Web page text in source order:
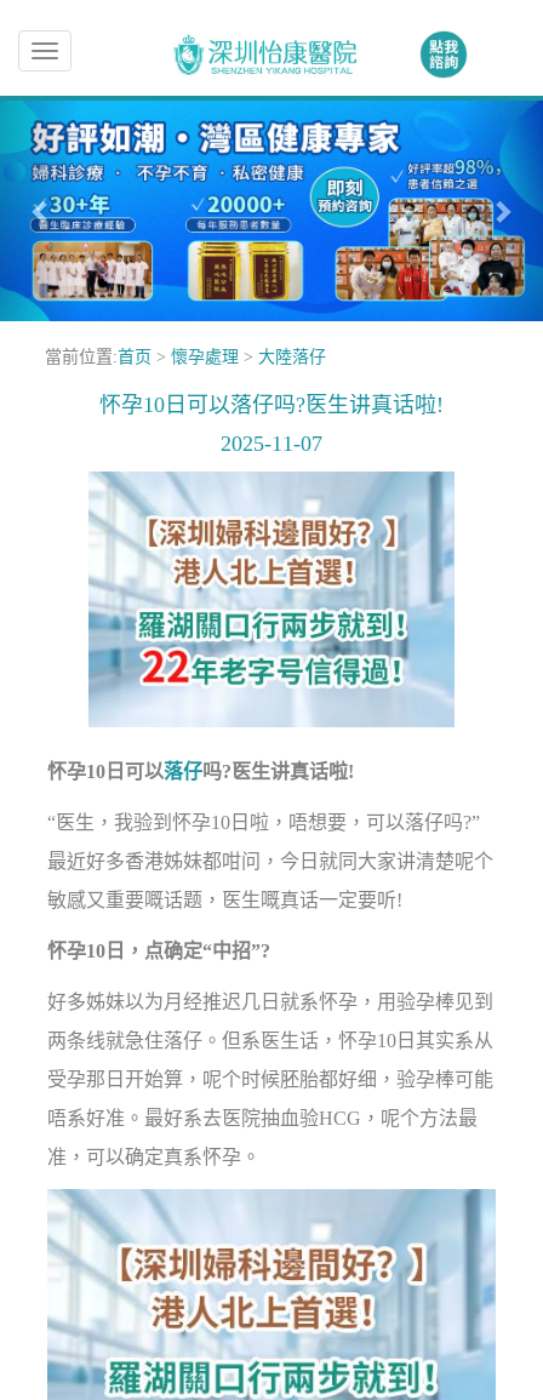
Toggle
navigation
當前位置:首页 > 懷孕處理 > 大陸落仔
怀孕10日可以落仔吗?医生讲真话啦!
2025-11-07
怀孕10日可以落仔吗?医生讲真话啦!
“医生，我验到怀孕10日啦，唔想要，可以落仔吗?”
最近好多香港姊妹都咁问，今日就同大家讲清楚呢个
敏感又重要嘅话题，医生嘅真话一定要听!
怀孕10日，点确定“中招”?
好多姊妹以为月经推迟几日就系怀孕，用验孕棒见到
两条线就急住落仔。但系医生话，怀孕10日其实系从
受孕那日开始算，呢个时候胚胎都好细，验孕棒可能
唔系好准。最好系去医院抽血验HCG，呢个方法最
准，可以确定真系怀孕。